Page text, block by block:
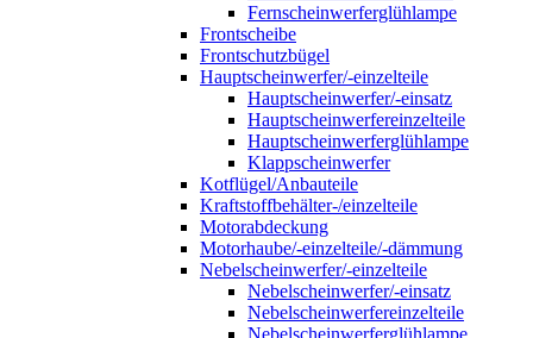
Fernscheinwerferglühlampe
Frontscheibe
Frontschutzbügel
Hauptscheinwerfer/-einzelteile
Hauptscheinwerfer/-einsatz
Hauptscheinwerfereinzelteile
Hauptscheinwerferglühlampe
Klappscheinwerfer
Kotflügel/Anbauteile
Kraftstoffbehälter-/einzelteile
Motorabdeckung
Motorhaube/-einzelteile/-dämmung
Nebelscheinwerfer/-einzelteile
Nebelscheinwerfer/-einsatz
Nebelscheinwerfereinzelteile
Nebelscheinwerferglühlampe